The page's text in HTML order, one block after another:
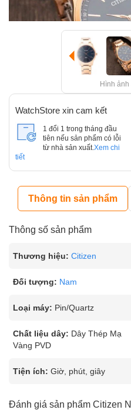
Hình ảnh
WatchStore xin cam kết
1 đổi 1 trong tháng đầu
tiên nếu sản phẩm có lỗi
từ nhà sản xuất. Xem chi
tiết
Thông tin sản phẩm
Thông số sản phẩm
Thương hiệu: Citizen
Đối tượng: Nam
Loại máy: Pin/Quartz
Chất liệu dây: Dây Thép Mạ
Vàng PVD
Tiện ích: Giờ, phút, giây
Đánh giá sản phẩm Citizen